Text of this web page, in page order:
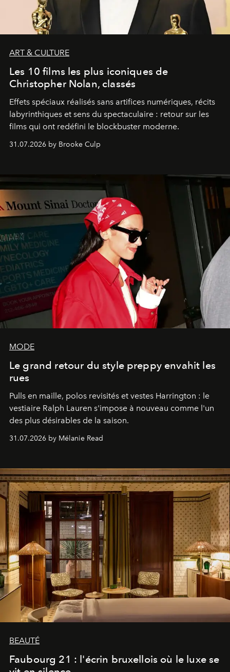
ART & CULTURE
Les 10 films les plus iconiques de
Christopher Nolan, classés
Effets spéciaux réalisés sans artifices numériques, récits
labyrinthiques et sens du spectaculaire : retour sur les
films qui ont redéfini le blockbuster moderne.
31.07.2026 by Brooke Culp
MODE
Le grand retour du style preppy envahit les
rues
Pulls en maille, polos revisités et vestes Harrington : le
vestiaire Ralph Lauren s'impose à nouveau comme l'un
des plus désirables de la saison.
31.07.2026 by Mélanie Read
BEAUTÉ
Faubourg 21 : l'écrin bruxellois où le luxe se